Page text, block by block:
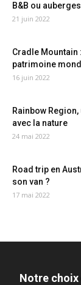
B&B ou
21 juin 2022
Cradle Mountain
patrimoine
16 juin 2022
Rainbow
avec la nature
24 mai 2022
Road trip en
son van ?
17 mai 2022
Notre